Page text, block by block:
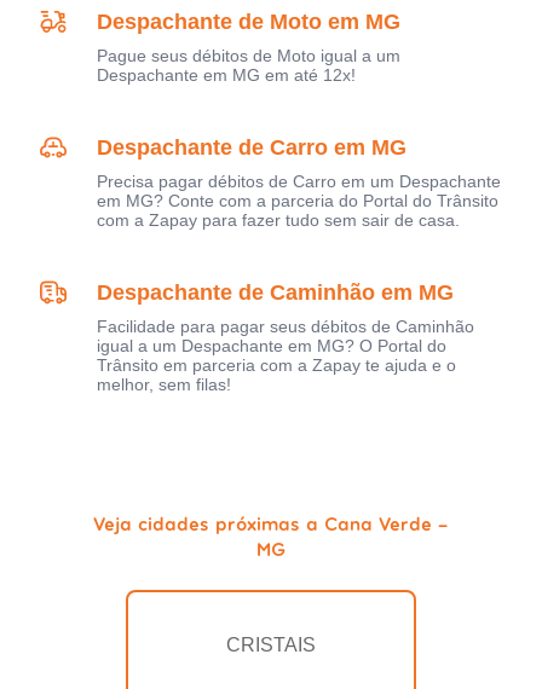
Despachante de Moto em MG
Pague seus débitos de Moto igual a um
Despachante em MG em até 12x!
Despachante de Carro em MG
Precisa pagar débitos de Carro em um Despachante
em MG? Conte com a parceria do Portal do Trânsito
com a Zapay para fazer tudo sem sair de casa.
Despachante de Caminhão em MG
Facilidade para pagar seus débitos de Caminhão
igual a um Despachante em MG? O Portal do
Trânsito em parceria com a Zapay te ajuda e o
melhor, sem filas!
Veja cidades próximas a Cana Verde -
MG
CRISTAIS